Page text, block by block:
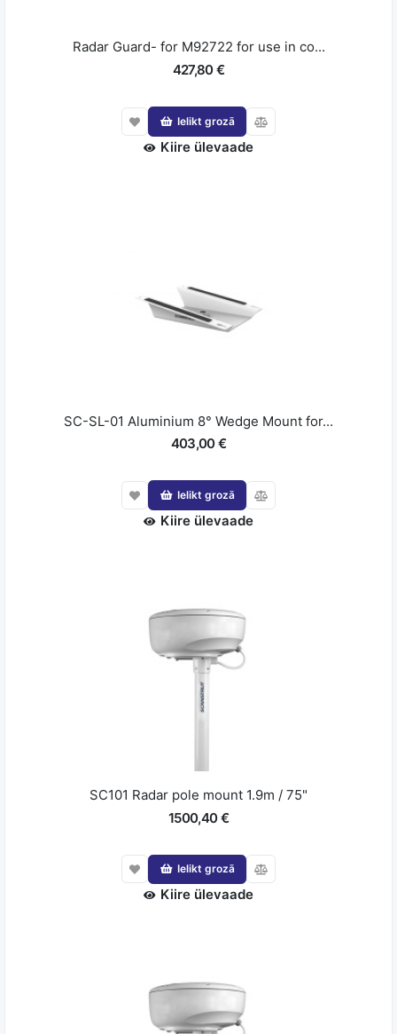
Radar Guard- for M92722 for use in co...
427,80 €
Ielikt grozā
Kiire ülevaade
SC-SL-01 Aluminium 8° Wedge Mount for...
403,00 €
Ielikt grozā
Kiire ülevaade
SC101 Radar pole mount 1.9m / 75"
1500,40 €
Ielikt grozā
Kiire ülevaade